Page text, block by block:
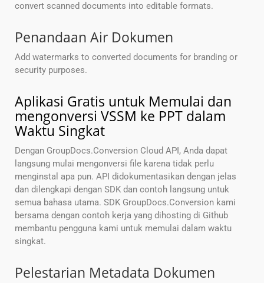
convert scanned documents into editable formats.
Penandaan Air Dokumen
Add watermarks to converted documents for branding or
security purposes.
Aplikasi Gratis untuk Memulai dan
mengonversi VSSM ke PPT dalam
Waktu Singkat
Dengan GroupDocs.Conversion Cloud API, Anda dapat
langsung mulai mengonversi file karena tidak perlu
menginstal apa pun. API didokumentasikan dengan jelas
dan dilengkapi dengan SDK dan contoh langsung untuk
semua bahasa utama. SDK GroupDocs.Conversion kami
bersama dengan contoh kerja yang dihosting di Github
membantu pengguna kami untuk memulai dalam waktu
singkat.
Pelestarian Metadata Dokumen